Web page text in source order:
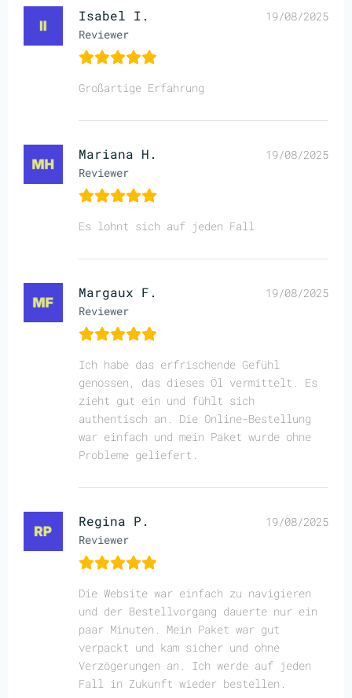
Isabel I.
Reviewer
19/08/2025
Großartige Erfahrung
Mariana H.
Reviewer
19/08/2025
Es lohnt sich auf jeden Fall
Margaux F.
Reviewer
19/08/2025
Ich habe das erfrischende Gefühl
genossen, das dieses Öl vermittelt. Es
zieht gut ein und fühlt sich
authentisch an. Die Online-Bestellung
war einfach und mein Paket wurde ohne
Probleme geliefert.
Regina P.
Reviewer
19/08/2025
Die Website war einfach zu navigieren
und der Bestellvorgang dauerte nur ein
paar Minuten. Mein Paket war gut
verpackt und kam sicher und ohne
Verzögerungen an. Ich werde auf jeden
Fall in Zukunft wieder bestellen.